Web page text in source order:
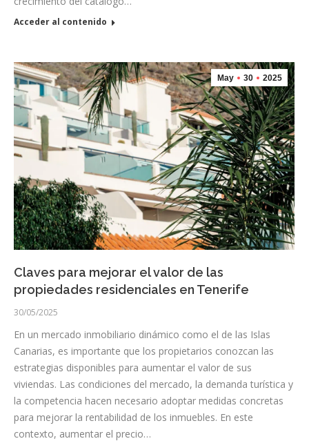
Acceder al contenido
May 30 2025
Claves para mejorar el valor de las
propiedades residenciales en Tenerife
30/05/2025
En un mercado inmobiliario dinámico como el de las Islas
Canarias, es importante que los propietarios conozcan las
estrategias disponibles para aumentar el valor de sus
viviendas. Las condiciones del mercado, la demanda turística y
la competencia hacen necesario adoptar medidas concretas
para mejorar la rentabilidad de los inmuebles. En este
contexto, aumentar el precio…